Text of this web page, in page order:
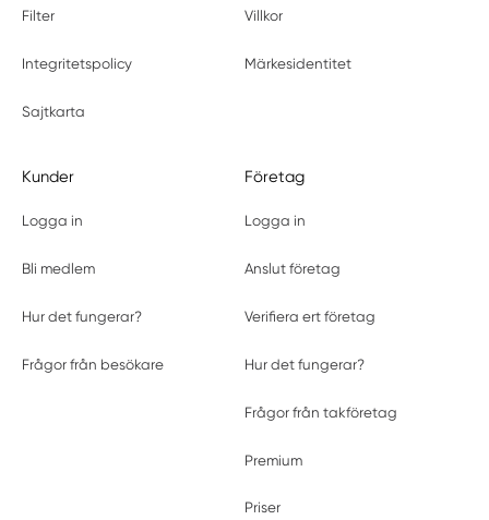
Filter Villkor
Integritetspolicy Märkesidentitet
Sajtkarta
Kunder
Logga in
Bli medlem
Hur det fungerar?
Frågor från besökare
Företag
Logga in
Anslut företag
Verifiera ert företag
Hur det fungerar?
Frågor från takföretag
Premium
Priser